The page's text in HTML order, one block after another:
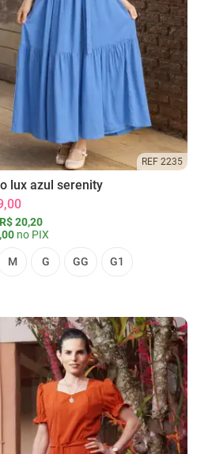
REF 2235
lux azul serenity
R$ 20,20
no PIX
M G GG G1